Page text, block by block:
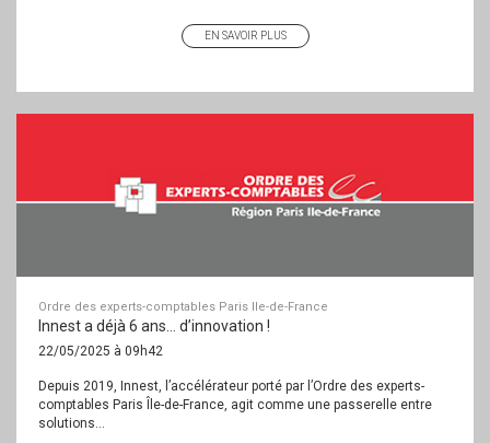
EN SAVOIR PLUS
Ordre des experts-comptables Paris Ile-de-France
Innest a déjà 6 ans… d’innovation !
22/05/2025 à 09h42
Depuis 2019, Innest, l’accélérateur porté par l’Ordre des experts-
comptables Paris Île-de-France, agit comme une passerelle entre
solutions...